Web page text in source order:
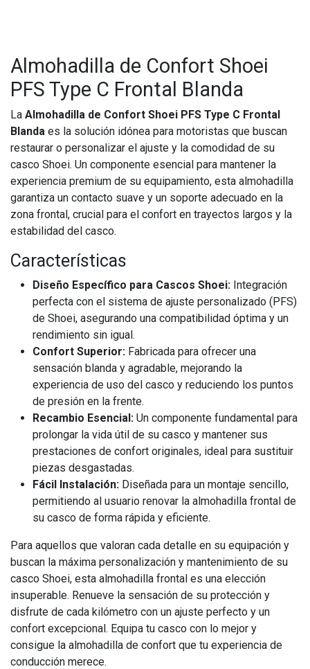
Almohadilla de Confort Shoei
PFS Type C Frontal Blanda
La Almohadilla de Confort Shoei PFS Type C Frontal
Blanda es la solución idónea para motoristas que buscan
restaurar o personalizar el ajuste y la comodidad de su
casco Shoei. Un componente esencial para mantener la
experiencia premium de su equipamiento, esta almohadilla
garantiza un contacto suave y un soporte adecuado en la
zona frontal, crucial para el confort en trayectos largos y la
estabilidad del casco.
Características
Diseño Específico para Cascos Shoei: Integración
perfecta con el sistema de ajuste personalizado (PFS)
de Shoei, asegurando una compatibilidad óptima y un
rendimiento sin igual.
Confort Superior: Fabricada para ofrecer una
sensación blanda y agradable, mejorando la
experiencia de uso del casco y reduciendo los puntos
de presión en la frente.
Recambio Esencial: Un componente fundamental para
prolongar la vida útil de su casco y mantener sus
prestaciones de confort originales, ideal para sustituir
piezas desgastadas.
Fácil Instalación: Diseñada para un montaje sencillo,
permitiendo al usuario renovar la almohadilla frontal de
su casco de forma rápida y eficiente.
Para aquellos que valoran cada detalle en su equipación y
buscan la máxima personalización y mantenimiento de su
casco Shoei, esta almohadilla frontal es una elección
insuperable. Renueve la sensación de su protección y
disfrute de cada kilómetro con un ajuste perfecto y un
confort excepcional. Equipa tu casco con lo mejor y
consigue la almohadilla de confort que tu experiencia de
conducción merece.